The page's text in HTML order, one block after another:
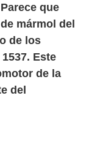
que
mármol del
de los
Este
de la
del